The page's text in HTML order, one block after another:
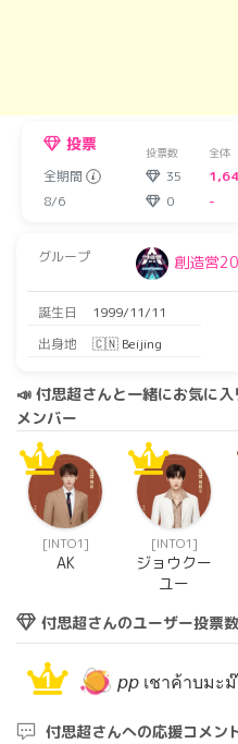
投票 投票数 全体
全期間 35
8/6
0 -
グループ 創造営
誕生日 1999/11/11
出身地
🇨🇳 Beijing
📣 付思超さんと一緒にお気に
メンバー
1
[INTO1]
AK
1
[INTO1]
ジョウクー
ユー
付思超さんのユーザー投票
1 𝘱𝘱 เชาค้าบมะ
付思超さんへの応援コメン